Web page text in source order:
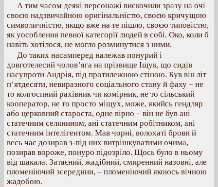
А тим часом деякі персонажі вискочили зразу на очі
своєю надзвичайною оригінальністю, своєю кричущою
символичністю, якщо вже на те пішло, своєю типовістю,
як уособлення певної категорії людей в собі. Око, коли б
навіть хотілося, не могло розминутися з ними.
До таких насамперед належав понурий і
довготелесий чолов’яга на прізвище Іщук, що сидів
насупроти Андрія, під протилежною стіною. Був він літ
п’ятдесяти, невиразного соціального стану й фаху – не
то колгоспний рахівник чи комірник, не то сільський
кооператор, не то просто міщух, може, якийсь гендляр
або церковний староста, одне вірно – він не був ані
статечним селянином, ані статечним робітником, ані
статечним інтелігентом. Мав чорні, волохаті брови й
весь час дозирав з-під них витрішкуватими очима,
позирав вороже, понуро підозріло. Щось було в ньому
від шакала. Затаєний, жадібний, смиренний назовні, але
пломеніючий зсередини, – пломеніючий якоюсь вічною
жадобою.